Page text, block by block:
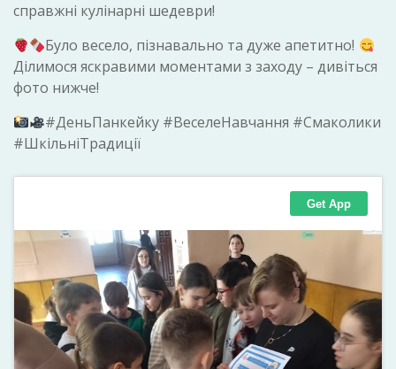
справжні кулінарні шедеври!
Було весело, пізнавально та дуже апетитно!
Ділимося яскравими моментами з заходу – дивіться
фото нижче!
#ДеньПанкейку #ВеселеНавчання #Смаколики
#ШкільніТрадиції